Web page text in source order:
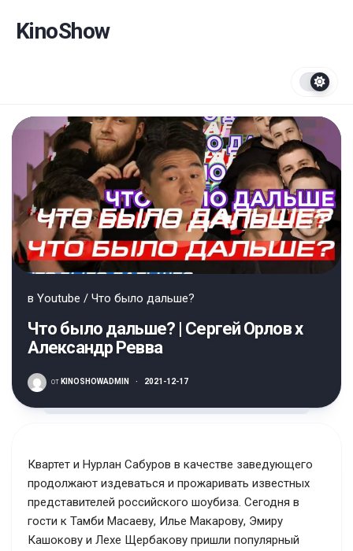
содержанию
KinoShow
в Youtube / Что было дальше?
Что было дальше? | Сергей Орлов х
Александр Ревва
от KINOSHOWADMIN · 2021-12-17
Квартет и Нурлан Сабуров в качестве заведующего
продолжают издеваться и прожаривать известных
представителей российского шоубиза. Сегодня в
гости к Тамби Масаеву, Илье Макарову, Эмиру
Кашокову и Лехе Щербакову пришли популярный